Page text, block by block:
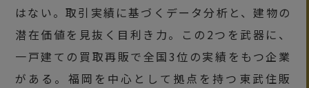
はない。取引実績に基づくデータ分析と、建物の
潜在価値を見抜く目利き力。この2つを武器に、
一戸建ての買取再販で全国3位の実績をもつ企業
がある。福岡を中心として拠点を持つ東武住販